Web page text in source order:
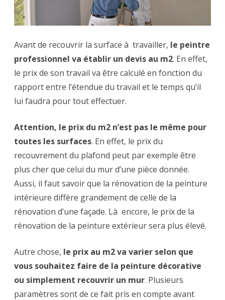
Avant de recouvrir la surface à travailler, le peintre
professionnel va établir un devis au m2. En effet,
le prix de son travail va être calculé en fonction du
rapport entre l’étendue du travail et le temps qu’il
lui faudra pour tout effectuer.
Attention, le prix du m2 n’est pas le même pour
toutes les surfaces. En effet, le prix du
recouvrement du plafond peut par exemple être
plus cher que celui du mur d’une pièce donnée.
Aussi, il faut savoir que la rénovation de la peinture
intérieure diffère grandement de celle de la
rénovation d’une façade. Là encore, le prix de la
rénovation de la peinture extérieur sera plus élevé.
Autre chose, le prix au m2 va varier selon que
vous souhaitez faire de la peinture décorative
ou simplement recouvrir un mur. Plusieurs
paramètres sont de ce fait pris en compte avant